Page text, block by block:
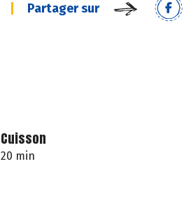
Partager sur
Cuisson
20 min